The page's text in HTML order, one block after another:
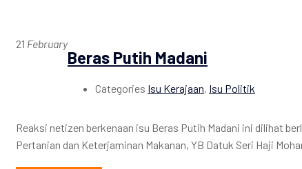
21 February
Beras Putih Madani
Categories Isu Kerajaan, Isu Politik
Reaksi netizen berkenaan isu Beras Putih Madani ini dilihat
Pertanian dan Keterjaminan Makanan, YB Datuk Seri Haji